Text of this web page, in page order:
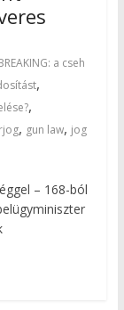
a cseh
,
,
, gun law, jog
– 168-ból